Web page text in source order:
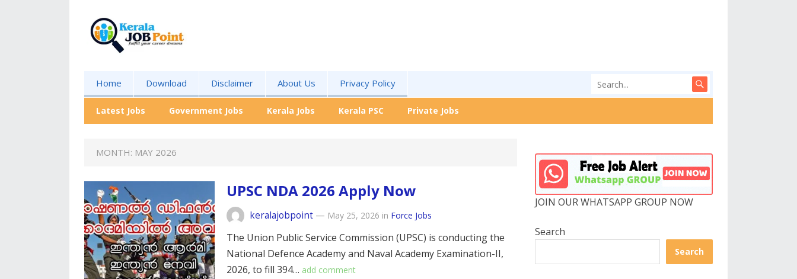
Home Download Disclaimer About Us Privacy Policy
Latest Jobs Government Jobs Kerala Jobs Kerala PSC Private Jobs
MONTH: MAY 2026
UPSC NDA 2026 Apply Now
keralajobpoint — May 25, 2026 in Force Jobs
The Union Public Service Commission (UPSC) is conducting the
National Defence Academy and Naval Academy Examination-II,
2026, to fill 394… add comment
JOIN OUR WHATSAPP GROUP NOW
Search
Search